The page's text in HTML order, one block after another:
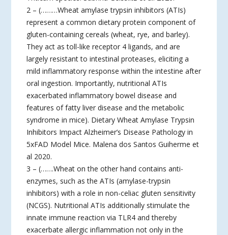
2 – (………Wheat amylase trypsin inhibitors (ATIs)
represent a common dietary protein component of
gluten-containing cereals (wheat, rye, and barley).
They act as toll-like receptor 4 ligands, and are
largely resistant to intestinal proteases, eliciting a
mild inflammatory response within the intestine after
oral ingestion. Importantly, nutritional ATIs
exacerbated inflammatory bowel disease and
features of fatty liver disease and the metabolic
syndrome in mice). Dietary Wheat Amylase Trypsin
Inhibitors Impact Alzheimer’s Disease Pathology in
5xFAD Model Mice. Malena dos Santos Guiherme et
al 2020.
3 – (…….Wheat on the other hand contains anti-
enzymes, such as the ATIs (amylase-trypsin
inhibitors) with a role in non-celiac gluten sensitivity
(NCGS). Nutritional ATIs additionally stimulate the
innate immune reaction via TLR4 and thereby
exacerbate allergic inflammation not only in the